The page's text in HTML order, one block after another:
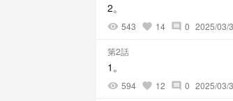
2。
visibility 543 favorite 14 comment 0 2025/03/
第2話
1。
visibility 594 favorite 12 comment 0 2025/03/